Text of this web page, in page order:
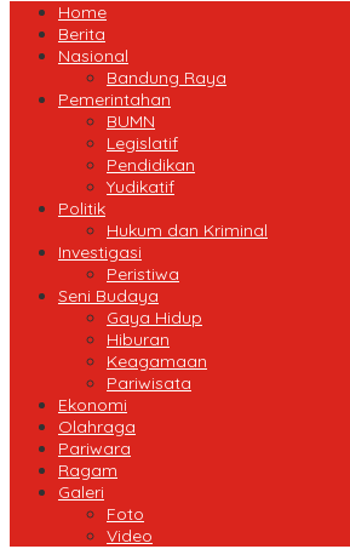
Home
Berita
Nasional
Bandung Raya
Pemerintahan
BUMN
Legislatif
Pendidikan
Yudikatif
Politik
Hukum dan Kriminal
Investigasi
Peristiwa
Seni Budaya
Gaya Hidup
Hiburan
Keagamaan
Pariwisata
Ekonomi
Olahraga
Pariwara
Ragam
Galeri
Foto
Video